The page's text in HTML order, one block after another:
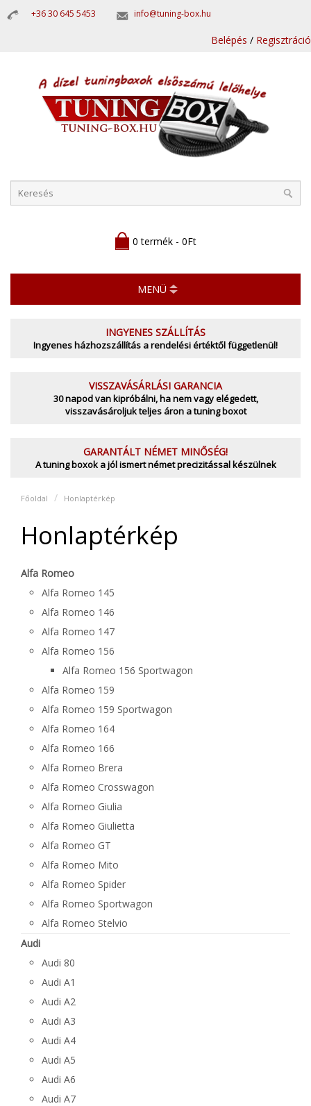
+36 30 645 5453 info@tuning-box.hu
Belépés / Regisztráció
0 termék - 0Ft
MENÜ
INGYENES SZÁLLÍTÁS
Ingyenes házhozszállítás a rendelési értéktől függetlenül!
VISSZAVÁSÁRLÁSI GARANCIA
30 napod van kipróbálni, ha nem vagy elégedett,
visszavásároljuk teljes áron a tuning boxot
GARANTÁLT NÉMET MINŐSÉG!
A tuning boxok a jól ismert német precizitással készülnek
Főoldal Honlaptérkép
Honlaptérkép
Alfa Romeo
Alfa Romeo 145
Alfa Romeo 146
Alfa Romeo 147
Alfa Romeo 156
Alfa Romeo 156 Sportwagon
Alfa Romeo 159
Alfa Romeo 159 Sportwagon
Alfa Romeo 164
Alfa Romeo 166
Alfa Romeo Brera
Alfa Romeo Crosswagon
Alfa Romeo Giulia
Alfa Romeo Giulietta
Alfa Romeo GT
Alfa Romeo Mito
Alfa Romeo Spider
Alfa Romeo Sportwagon
Alfa Romeo Stelvio
Audi
Audi 80
Audi A1
Audi A2
Audi A3
Audi A4
Audi A5
Audi A6
Audi A7